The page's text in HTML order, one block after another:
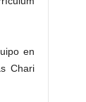
en
Chari